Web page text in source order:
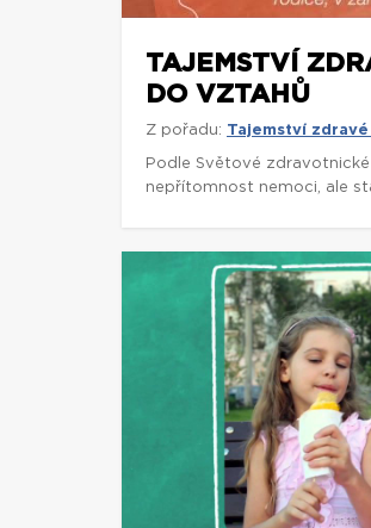
TAJEMSTVÍ
DO VZTAHŮ
Z pořadu: Tajemství
Podle Světové
nepřítomnost nemoci, ale